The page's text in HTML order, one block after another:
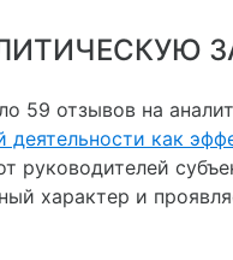
59 отзывов на
деятельности как
руководителей
характер и